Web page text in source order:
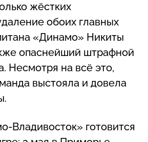
жёстких
обоих главных
«Динамо» Никиты
опаснейший штрафной
Несмотря на всё это,
выстояла и довела
Владивосток» готовится